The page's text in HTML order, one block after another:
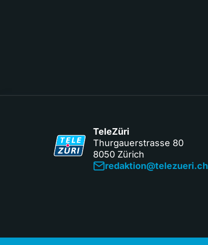
TeleZüri
Thurgauerstrasse 80
8050 Zürich
redaktion@telezueri.ch